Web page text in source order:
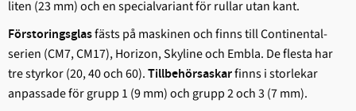
liten (23 mm) och en specialvariant för rullar utan kant.
Förstoringsglasfästs på maskinen och finns till Continental-
serien (CM7, CM17), Horizon, Skyline och Embla. De flesta har
tre styrkor (20, 40 och 60).Tillbehörsaskarfinns i storlekar
anpassade för grupp 1 (9 mm) och grupp 2 och 3 (7 mm).